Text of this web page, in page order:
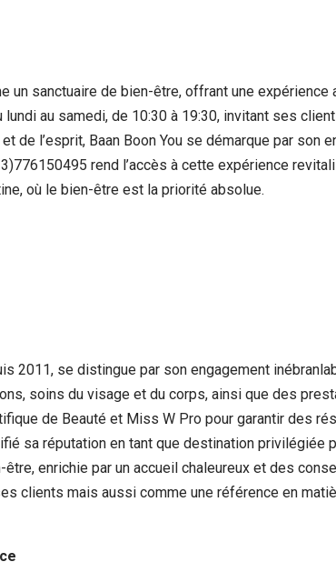
un sanctuaire de bien-être, offrant une
au samedi, de 10:30 à 19:30, invitant ses
de l’esprit, Baan Boon You se démarque par son
rend l’accès à cette expérience
où le bien-être est la priorité absolue.
2011, se distingue par son engagement
soins du visage et du corps, ainsi que des
de Beauté et Miss W Pro pour garantir des
sa réputation en tant que destination
enrichie par un accueil chaleureux et des
clients mais aussi comme une référence en